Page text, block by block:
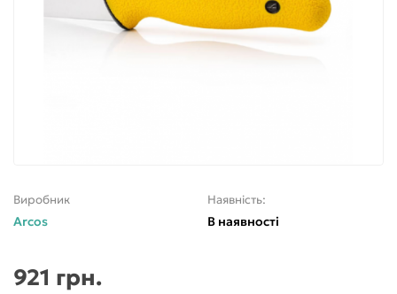
Виробник
Arcos
Наявність:
В наявності
921 грн.